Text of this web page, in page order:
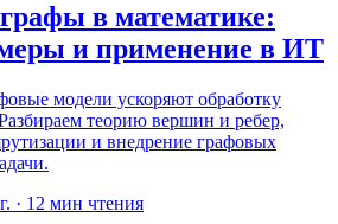
в математике:
и применение в ИТ
модели ускоряют обработку
теорию вершин и ребер,
и внедрение графовых
· 12 мин чтения